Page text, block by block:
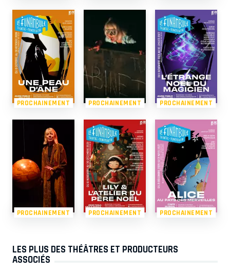
PROCHAINEMENT PROCHAINEMENT PROCHAINEMENT
PROCHAINEMENT PROCHAINEMENT PROCHAINEMENT
LES PLUS DES THÉÂTRES ET PRODUCTEURS
ASSOCIÉS